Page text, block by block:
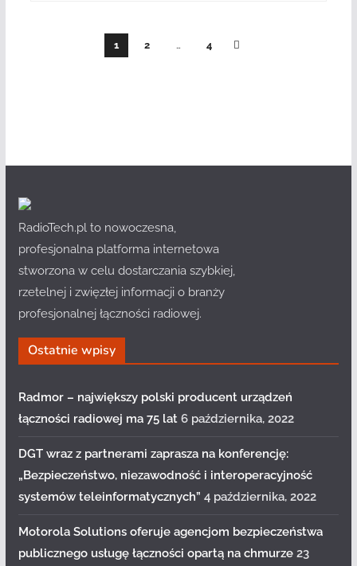
1 2 … 4
RadioTech.pl to nowoczesna,
profesjonalna platforma internetowa
stworzona w celu dostarczania szybkiej,
rzetelnej i zwięzłej informacji o branży
profesjonalnej łączności radiowej.
Ostatnie wpisy
Radmor – największy polski producent urządzeń
łączności radiowej ma 75 lat 6 października, 2022
DGT wraz z partnerami zaprasza na konferencję:
„Bezpieczeństwo, niezawodność i interoperacyjność
systemów teleinformatycznych” 4 października, 2022
Motorola Solutions oferuje agencjom bezpieczeństwa
publicznego usługę łączności opartą na chmurze 23